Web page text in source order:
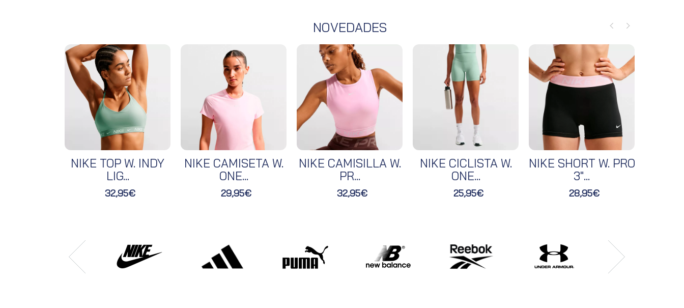
NOVEDADES
NIKE TOP W. INDY
LIG...
32,95€
NIKE CAMISETA W.
ONE...
29,95€
NIKE CAMISILLA W.
PR...
32,95€
NIKE CICLISTA W.
ONE...
25,95€
NIKE SHORT W. PRO
3"...
28,95€